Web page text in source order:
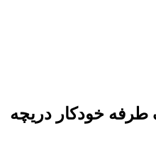
خودکار دریچه